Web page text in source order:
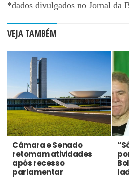
*dados divulgados no Jornal da
VEJA TAMBÉM
Câmara e Senado
retomam atividades
após recesso
parlamentar